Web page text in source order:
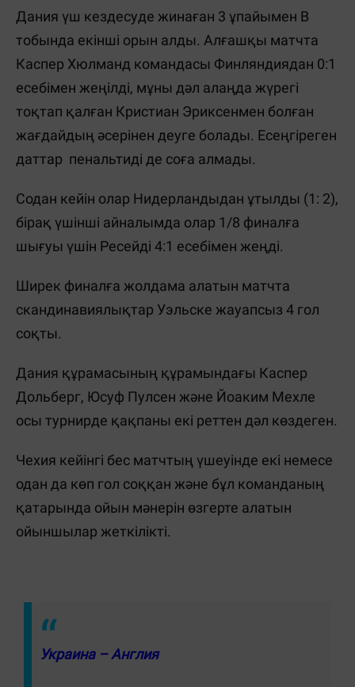
Дания үш кездесуде жинаған 3 ұпайымен В
тобында екінші орын алды. Алғашқы матчта
Каспер Хюлманд командасы Финляндиядан 0:1
есебімен жеңілді, мұны дәл алаңда жүрегі
тоқтап қалған Кристиан Эриксенмен болған
жағдайдың әсерінен деуге болады. Есеңгіреген
даттар пенальтиді де соға алмады.
Содан кейін олар Нидерландыдан ұтылды (1: 2),
бірақ үшінші айналымда олар 1/8 финалға
шығуы үшін Ресейді 4:1 есебімен жеңді.
Ширек финалға жолдама алатын матчта
скандинавиялықтар Уэльске жауапсыз 4 гол
соқты.
Дания құрамасының құрамындағы Каспер
Дольберг, Юсуф Пулсен және Йоаким Мехле
осы турнирде қақпаны екі реттен дәл көздеген.
Чехия кейінгі бес матчтың үшеуінде екі немесе
одан да көп гол соққан және бұл команданың
қатарында ойын мәнерін өзгерте алатын
ойыншылар жеткілікті.
Украина – Англия